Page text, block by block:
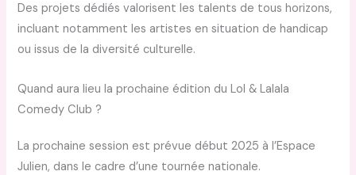
Des projets dédiés valorisent les talents de tous horizons,
incluant notamment les artistes en situation de handicap
ou issus de la diversité culturelle.
Quand aura lieu la prochaine édition du Lol & Lalala
Comedy Club ?
La prochaine session est prévue début 2025 à l’Espace
Julien, dans le cadre d’une tournée nationale.